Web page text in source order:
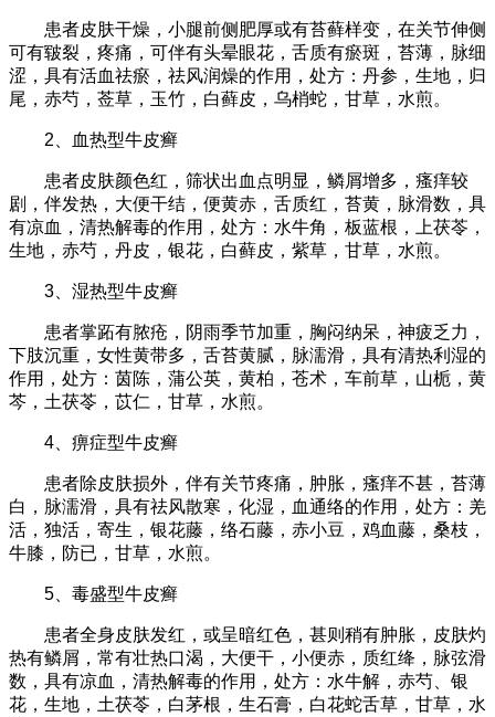
患者皮肤干燥，小腿前侧肥厚或有苔藓样变，在关节伸侧
可有皲裂，疼痛，可伴有头晕眼花，舌质有瘀斑，苔薄，脉细
涩，具有活血祛瘀，祛风润燥的作用，处方：丹参，生地，归
尾，赤芍，莶草，玉竹，白藓皮，乌梢蛇，甘草，水煎。
2、血热型牛皮癣
患者皮肤颜色红，筛状出血点明显，鳞屑增多，瘙痒较
剧，伴发热，大便干结，便黄赤，舌质红，苔黄，脉滑数，具
有凉血，清热解毒的作用，处方：水牛角，板蓝根，上茯苓，
生地，赤芍，丹皮，银花，白藓皮，紫草，甘草，水煎。
3、湿热型牛皮癣
患者掌跖有脓疮，阴雨季节加重，胸闷纳呆，神疲乏力，
下肢沉重，女性黄带多，舌苔黄腻，脉濡滑，具有清热利湿的
作用，处方：茵陈，蒲公英，黄柏，苍术，车前草，山栀，黄
芩，土茯苓，苡仁，甘草，水煎。
4、痹症型牛皮癣
患者除皮肤损外，伴有关节疼痛，肿胀，瘙痒不甚，苔薄
白，脉濡滑，具有祛风散寒，化湿，血通络的作用，处方：羌
活，独活，寄生，银花藤，络石藤，赤小豆，鸡血藤，桑枝，
牛膝，防已，甘草，水煎。
5、毒盛型牛皮癣
患者全身皮肤发红，或呈暗红色，甚则稍有肿胀，皮肤灼
热有鳞屑，常有壮热口渴，大便干，小便赤，质红绛，脉弦滑
数，具有凉血，清热解毒的作用，处方：水牛解，赤芍、银
花，生地，土茯苓，白茅根，生石膏，白花蛇舌草，甘草，水